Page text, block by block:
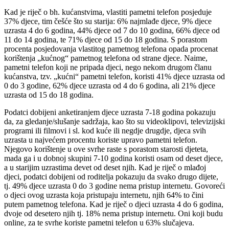
Kad je riječ o bh. kućanstvima, vlastiti pametni telefon posjeduje
37% djece, tim češće što su starija: 6% najmlađe djece, 9% djece
uzrasta 4 do 6 godina, 44% djece od 7 do 10 godina, 66% djece od
11 do 14 godina, te 71% djece od 15 do 18 godina. S porastom
procenta posjedovanja vlastitog pametnog telefona opada procenat
korištenja „kućnog“ pametnog telefona od strane djece. Naime,
pametni telefon koji ne pripada djeci, nego nekom drugom članu
kućanstva, tzv. „kućni“ pametni telefon, koristi 41% djece uzrasta od
0 do 3 godine, 62% djece uzrasta od 4 do 6 godina, ali 21% djece
uzrasta od 15 do 18 godina.
Podatci dobijeni anketiranjem djece uzrasta 7-18 godina pokazuju
da, za gledanje/slušanje sadržaja, kao što su videoklipovi, televizijski
programi ili filmovi i sl. kod kuće ili negdje drugdje, djeca svih
uzrasta u najvećem procentu koriste upravo pametni telefon.
Njegovo korištenje u ove svrhe raste s porastom starosti djeteta,
mada ga i u dobnoj skupini 7-10 godina koristi osam od deset djece,
a u starijim uzrastima devet od deset njih. Kad je riječ o mlađoj
djeci, podatci dobijeni od roditelja pokazuju da svako drugo dijete,
tj. 49% djece uzrasta 0 do 3 godine nema pristup internetu. Govoreći
o djeci ovog uzrasta koja pristupaju internetu, njih 64% to čini
putem pametnog telefona. Kad je riječ o djeci uzrasta 4 do 6 godina,
dvoje od desetero njih tj. 18% nema pristup internetu. Oni koji budu
online, za te svrhe koriste pametni telefon u 63% slučajeva.